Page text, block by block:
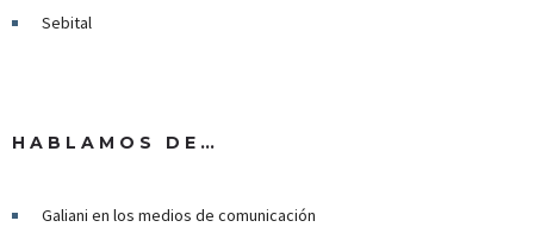
Sebital
HABLAMOS DE…
Galiani en los medios de comunicación